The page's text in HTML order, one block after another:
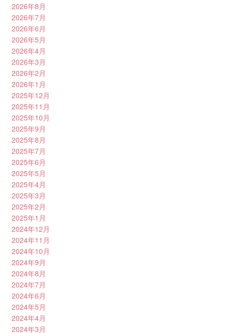
2026年8月
2026年7月
2026年6月
2026年5月
2026年4月
2026年3月
2026年2月
2026年1月
2025年12月
2025年11月
2025年10月
2025年9月
2025年8月
2025年7月
2025年6月
2025年5月
2025年4月
2025年3月
2025年2月
2025年1月
2024年12月
2024年11月
2024年10月
2024年9月
2024年8月
2024年7月
2024年6月
2024年5月
2024年4月
2024年3月